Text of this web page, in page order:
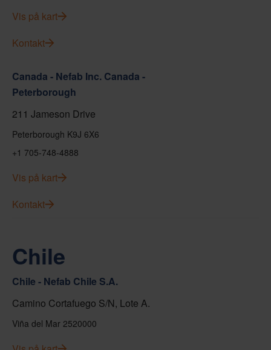
Vis på kart
Kontakt
Canada - Nefab Inc. Canada -
Peterborough
211 Jameson Drive
Peterborough K9J 6X6
+1 705-748-4888
Vis på kart
Kontakt
Chile
Chile - Nefab Chile S.A.
Camino Cortafuego S/N, Lote A.
Viña del Mar 2520000